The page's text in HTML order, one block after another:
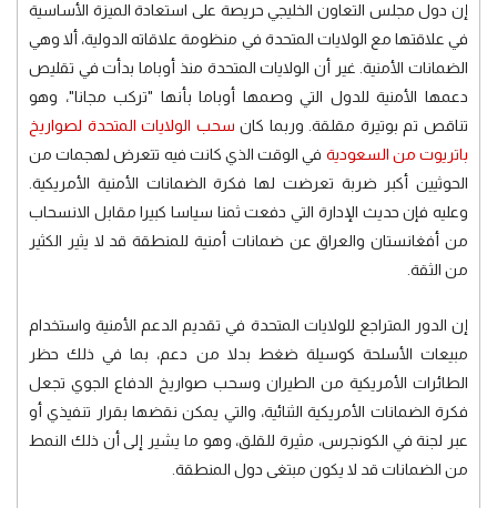
إن دول مجلس التعاون الخليجي حريصة على استعادة الميزة الأساسية
في علاقتها مع الولايات المتحدة في منظومة علاقاته الدولية، ألا وهي
الضمانات الأمنية. غير أن الولايات المتحدة منذ أوباما بدأت في تقليص
دعمها الأمنية للدول التي وصمها أوباما بأنها "تركب مجانا"، وهو
تناقص تم بوتيرة مقلقة. وربما كان سحب الولايات المتحدة لصواريخ
باتريوت من السعودية في الوقت الذي كانت فيه تتعرض لهجمات من
الحوثيين أكبر ضربة تعرضت لها فكرة الضمانات الأمنية الأمريكية.
وعليه فإن حديث الإدارة التي دفعت ثمنا سياسا كبيرا مقابل الانسحاب
من أفغانستان والعراق عن ضمانات أمنية للمنطقة قد لا يثير الكثير
من الثقة.
إن الدور المتراجع للولايات المتحدة في تقديم الدعم الأمنية واستخدام
مبيعات الأسلحة كوسيلة ضغط بدلا من دعم، بما في ذلك حظر
الطائرات الأمريكية من الطيران وسحب صواريخ الدفاع الجوي تجعل
فكرة الضمانات الأمريكية الثنائية، والتي يمكن نقضها بقرار تنفيذي أو
عبر لجنة في الكونجرس، مثيرة للقلق، وهو ما يشير إلى أن ذلك النمط
من الضمانات قد لا يكون مبتغى دول المنطقة.